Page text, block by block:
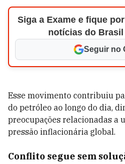
Siga a Exame e fique
notícias do
Seguir no
Esse movimento contribuiu
do petróleo ao longo do dia,
preocupações relacionadas a
pressão inflacionária global.
Conflito segue sem